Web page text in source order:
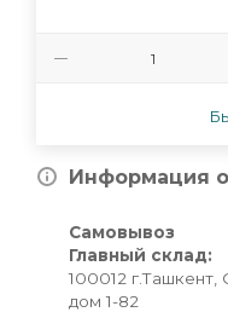
Информация
Самовывоз
Главный склад:
100012 г.Ташкент,
дом 1-82